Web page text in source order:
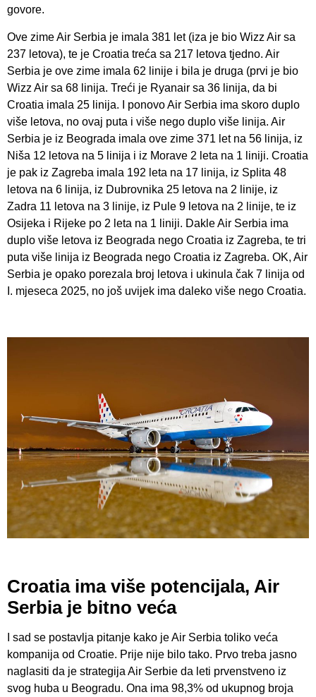
govore.
Ove zime Air Serbia je imala 381 let (iza je bio Wizz Air sa
237 letova), te je Croatia treća sa 217 letova tjedno. Air
Serbia je ove zime imala 62 linije i bila je druga (prvi je bio
Wizz Air sa 68 linija. Treći je Ryanair sa 36 linija, da bi
Croatia imala 25 linija. I ponovo Air Serbia ima skoro duplo
više letova, no ovaj puta i više nego duplo više linija. Air
Serbia je iz Beograda imala ove zime 371 let na 56 linija, iz
Niša 12 letova na 5 linija i iz Morave 2 leta na 1 liniji. Croatia
je pak iz Zagreba imala 192 leta na 17 linija, iz Splita 48
letova na 6 linija, iz Dubrovnika 25 letova na 2 linije, iz
Zadra 11 letova na 3 linije, iz Pule 9 letova na 2 linije, te iz
Osijeka i Rijeke po 2 leta na 1 liniji. Dakle Air Serbia ima
duplo više letova iz Beograda nego Croatia iz Zagreba, te tri
puta više linija iz Beograda nego Croatia iz Zagreba. OK, Air
Serbia je opako porezala broj letova i ukinula čak 7 linija od
I. mjeseca 2025, no još uvijek ima daleko više nego Croatia.
Croatia ima više potencijala, Air
Serbia je bitno veća
I sad se postavlja pitanje kako je Air Serbia toliko veća
kompanija od Croatie. Prije nije bilo tako. Prvo treba jasno
naglasiti da je strategija Air Serbie da leti prvenstveno iz
svog huba u Beogradu. Ona ima 98,3% od ukupnog broja